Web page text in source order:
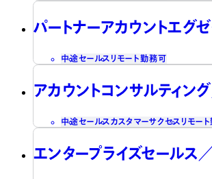
パートナーアカウントエグゼ
中途セールス リモート勤務可
アカウントコンサルティン
中途セールス カスタマーサクセス リモー
エンタープライズセールス